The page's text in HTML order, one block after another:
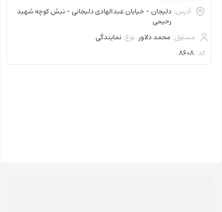
آدرس: دلیجان - خیابان عبدالهادی دلیجانی - نبش کوچه شهید
رحیمی
مسئول: محمد دلاور نوع: نمایندگی
کد: 8608